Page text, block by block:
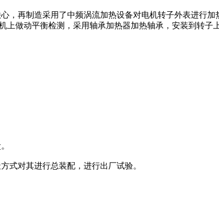
再制造采用了中频涡流加热设备对电机转子外表进行加
做动平衡检测，采用轴承加热器加热轴承，安装到转子上
对其进行总装配，进行出厂试验。